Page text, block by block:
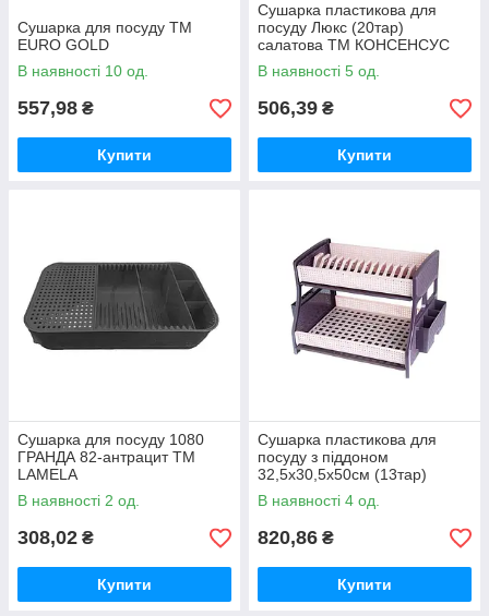
Сушарка для посуду ТМ
EURO GOLD
В наявності 10 од.
557,98 ₴
Купити
Сушарка пластикова для
посуду Люкс (20тар)
салатова ТМ КОНСЕНСУС
В наявності 5 од.
506,39 ₴
Купити
Сушарка для посуду 1080
ГРАНДА 82-антрацит ТМ
LAMELA
В наявності 2 од.
308,02 ₴
Купити
Сушарка пластикова для
посуду з піддоном
32,5х30,5х50см (13тар)
двоярусна з 2-ма піддонами
(пудра-баклажан) ТМ R-
В наявності 4 од.
820,86 ₴
Купити